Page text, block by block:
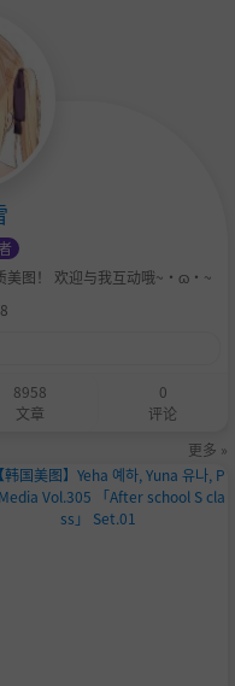
美图！ 欢迎与我互动哦~•ɷ•~
8958
文章
0
评论
更多 »